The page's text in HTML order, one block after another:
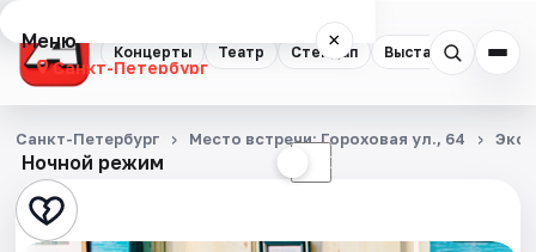
Концерты Театр Стендап Выставки
Меню ×
Санкт-Петербург
Концерты
Театр
Стендап
Ночной режим ☾
Санкт-Петербург Место встречи: Гороховая ул., 64